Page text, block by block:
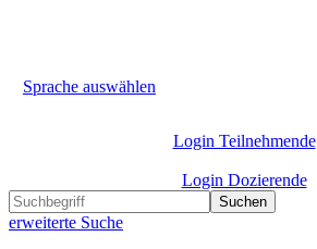
Sprache auswählen
Login Teilnehmende
Login Dozierende
Suchen
erweiterte Suche